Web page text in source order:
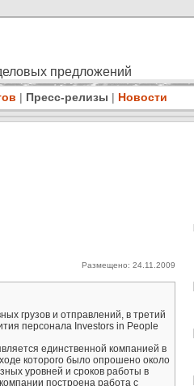
предложений
| Пресс-релизы | Новости
Размещено: 24.11.2009
грузов и отправлений, в третий
персонала Investors in People
единственной компанией в
которого было опрошено около
уровней и сроков работы в
построена работа с